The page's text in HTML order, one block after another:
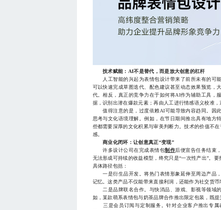
技术赋能：AI不是替代，而是放大创意的杠杆
人工智能的兴起为表情包设计带来了前所未有的可
可以快速完成草图迭代、配色建议甚至动态效果预览，
代。相反，真正的竞争力在于如何将AI作为辅助工具，
据，识别出潜在爆款元素；再由人工进行情感语义校准
值得注意的是，过度依赖AI可能导致内容趋同。因
思考与文化语境理解。例如，在节日期间推出具有地方
些都需要深厚的文化积累与审美判断力。技术的价值不
感。
商业化闭环：让创意真正“变现”
许多设计公司在完成表情包制作后便宣告任务结束
无法形成可持续的收益模型，终究只是“一次性产出”。
具体路径包括：
一是衍生品开发。将热门表情形象延伸至周边产品
记忆。这类产品不仅能带来直接利润，还能作为社交货
二是品牌联名合作。与快消品、游戏、影视等领域
如，某款萌系表情包与奶茶品牌合作推出限定包装，既
三是会员订阅与定制服务。针对企业客户推出专属